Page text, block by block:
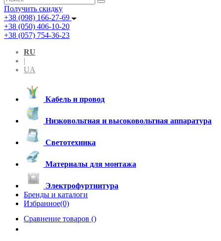
Получить скидку
+38 (098) 166-27-69
+38 (050) 406-10-20
+38 (057) 754-36-23
RU
|
UA
Кабель и провод
Низковольтная и высоковольтная аппаратура
Светотехника
Материалы для монтажа
Электрофуртнитура
Бренды и каталоги
Избранное(0)
Сравнение товаров ()